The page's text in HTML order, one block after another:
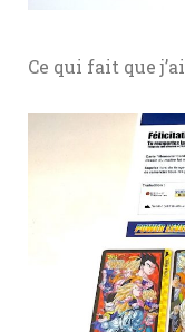
Ce qui fait que